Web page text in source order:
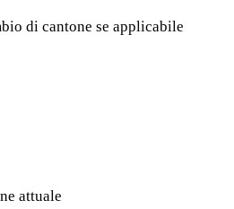
di cantone se applicabile
attuale